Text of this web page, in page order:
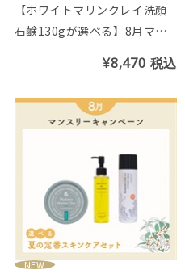
【ホワイトマリンクレイ洗顔
石鹸130gが選べる】8月マン
¥8,470 税込
NEW